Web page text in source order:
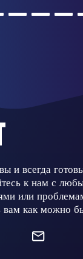
и всегда
к нам с
или
вам как можно